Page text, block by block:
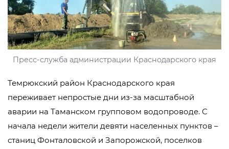
Пресс-служба администрации Краснодарского края
Темрюкский район Краснодарского края
переживает непростые дни из-за масштабной
аварии на Таманском групповом водопроводе. С
начала недели жители девяти населенных пунктов –
станиц Фонталовской и Запорожской, поселков